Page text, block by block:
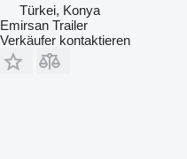
Türkei, Konya
Emirsan Trailer
Verkäufer kontaktieren